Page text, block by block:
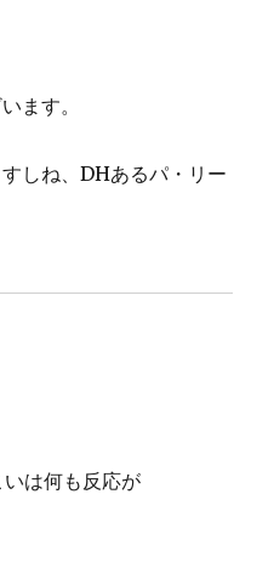
ます。
しね、DHあるパ・リー
は何も反応が